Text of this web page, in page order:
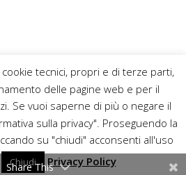
STUDI DI URBINO CARLO BO
– CODICE FISCALE 82002850418
tecnici, propri e di terze parti,
delle pagine web e per il
Se vuoi saperne di più o negare il
sulla privacy". Proseguendo la
su "chiudi" acconsenti all'uso
Chiudi Privacy Policy
Share This